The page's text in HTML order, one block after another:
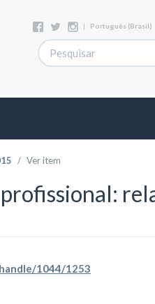
| Português (Brasil)
Ver item
1044/1253